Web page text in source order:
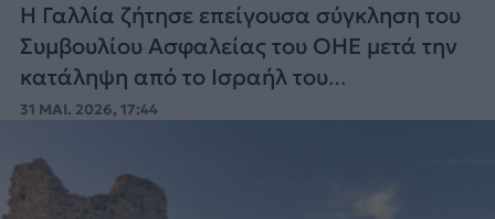
Η Γαλλία ζήτησε επείγουσα σύγκληση του
Συμβουλίου Ασφαλείας του ΟΗΕ μετά την
κατάληψη από το Ισραήλ του
εμβληματικού φρουρίου Μποφόρ, στον
31 ΜΑΙ. 2026, 17:44